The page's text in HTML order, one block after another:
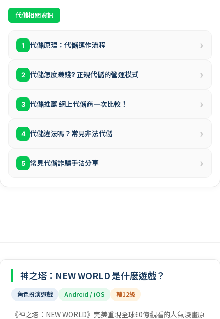
代儲相關資訊
1 代儲原理：代儲運作流程 ›
2 代儲怎麼賺錢? 正規代儲的營運模式 ›
3 代儲推薦 網上代儲商一次比較！ ›
4 代儲違法嗎？常見非法代儲 ›
5 常見代儲詐騙手法分享 ›
神之塔：NEW WORLD 是什麼遊戲？
角色扮演遊戲 Android / iOS 輔12級
《神之塔：NEW WORLD》完美重現全球60億觀看的人氣漫畫原